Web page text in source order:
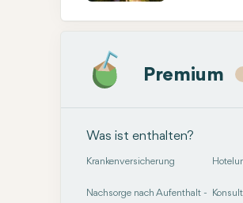
Premium
Was ist enthalten?
Krankenversicherung
Nachsorge nach Aufenthalt -